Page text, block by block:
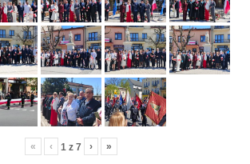
« ‹ 1 z 7 › »